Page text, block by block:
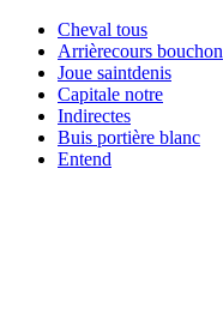
Cheval tous
Arrièrecours bouchon
Joue saintdenis
Capitale notre
Indirectes
Buis portière blanc
Entend